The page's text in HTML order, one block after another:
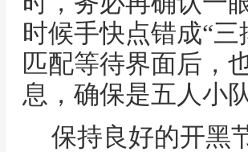
时候手快点错成“
匹配等待界面后，
息，确保是五人小
保持良好的开黑